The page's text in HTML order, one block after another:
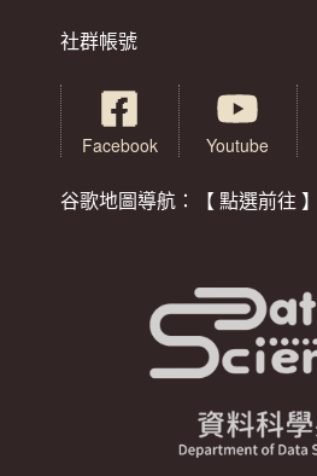
社群帳號
Facebook Youtube
谷歌地圖導航：【 點選前往 】